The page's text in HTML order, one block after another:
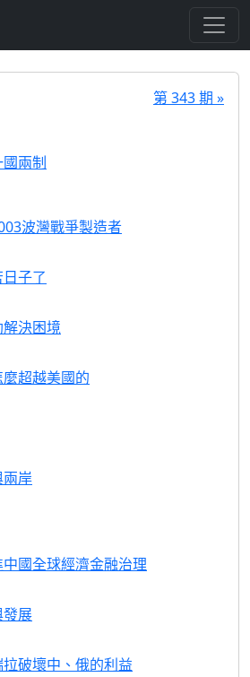
第 343 期 »
兩制
波灣戰爭製造者
子了
決困境
超越美國的
岸
中國全球經濟金融治理
發展
破壞中、俄的利益